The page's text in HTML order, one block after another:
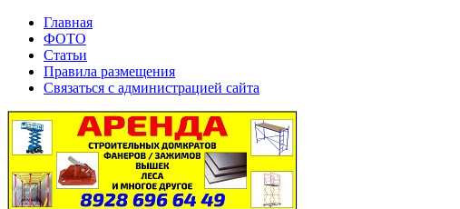
Главная
ФОТО
Статьи
Правила размещения
Связаться с администрацией сайта